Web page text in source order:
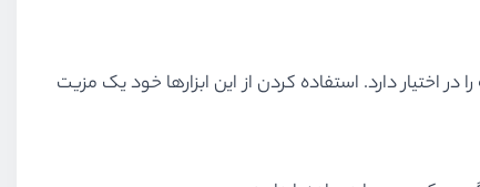
اختیار دارد. استفاده کردن از این ابزارها خود یک مزیت